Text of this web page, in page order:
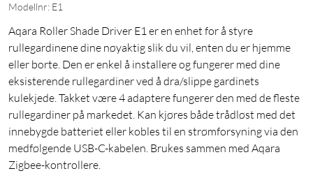
Modellnr: E1
Aqara Roller Shade Driver E1 er en enhet for å styre
rullegardinene dine nøyaktig slik du vil, enten du er hjemme
eller borte. Den er enkel å installere og fungerer med dine
eksisterende rullegardiner ved å dra/slippe gardinets
kulekjede. Takket være 4 adaptere fungerer den med de fleste
rullegardiner på markedet. Kan kjøres både trådløst med det
innebygde batteriet eller kobles til en strømforsyning via den
medfølgende USB-C-kabelen. Brukes sammen med Aqara
Zigbee-kontrollere.